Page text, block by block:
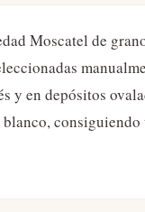
Moscatel de
y en depósitos
consiguiendo